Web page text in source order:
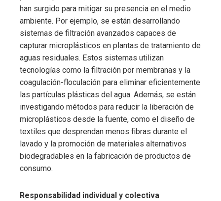
han surgido para mitigar su presencia en el medio
ambiente. Por ejemplo, se están desarrollando
sistemas de filtración avanzados capaces de
capturar microplásticos en plantas de tratamiento de
aguas residuales. Estos sistemas utilizan
tecnologías como la filtración por membranas y la
coagulación-floculación para eliminar eficientemente
las partículas plásticas del agua. Además, se están
investigando métodos para reducir la liberación de
microplásticos desde la fuente, como el diseño de
textiles que desprendan menos fibras durante el
lavado y la promoción de materiales alternativos
biodegradables en la fabricación de productos de
consumo.
Responsabilidad individual y colectiva